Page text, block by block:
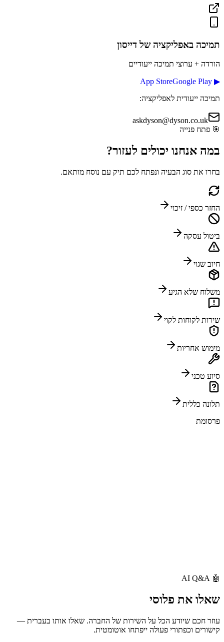
תמיכה באפליקציה של דייסון
הורדה + ערוצי תמיכה ייעודיים
▶
Google Play
App Store
תמיכה ייעודית לאפליקציה:
askdyson@dyson.co.uk
🎯 פתח פנייה
במה אנחנו יכולים לעזור?
בחרו את סוג הבעיה ונפתח לכם תיק עם נוסח מותאם.
החזר כספי / זיכוי
ביטול עסקה
חיוב שגוי
משלוח שלא הגיע
שירות לקוחות לקוי
מימוש אחריות
סיוע טכני
תלונה כללית
פרסומת
🤖
AI Q&A
שאלו את פלוסי
עוזר חכם שיודע הכל על השירות של החברה. שאלו אותו בעברית —
קישורים וכפתורי פעולה ייפתחו אוטומטית.